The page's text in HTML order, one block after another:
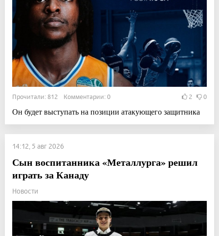
Прочитали: 812 Комментарии: 0 2 0
Он будет выступать на позиции атакующего защитника
14:12, 5 авг 2026
Сын воспитанника «Металлурга» решил
играть за Канаду
Новости